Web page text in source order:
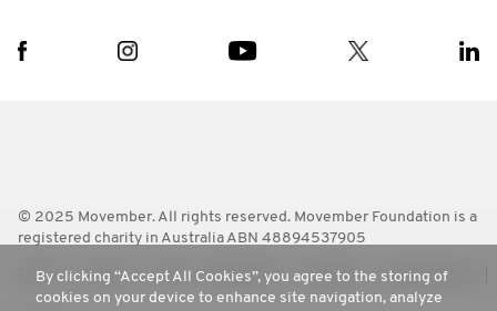
© 2025 Movember. All rights reserved. Movember Foundation is a
registered charity in Australia ABN 48894537905
Terms Policies FAQ Worldwide Contact Us Media Room
By clicking “Accept All Cookies”, you agree to the storing of
cookies on your device to enhance site navigation, analyze